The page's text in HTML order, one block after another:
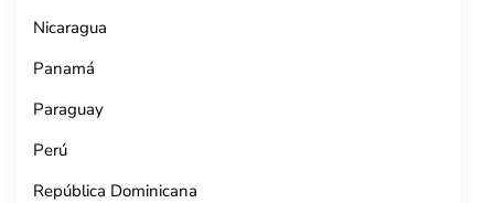
Nicaragua
Panamá
Paraguay
Perú
República Dominicana